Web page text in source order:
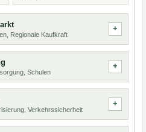
Regionale Kaufkraft
Schulen
Verkehrssicherheit